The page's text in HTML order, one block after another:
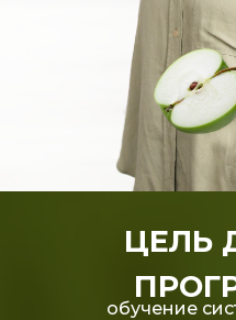
ЦЕЛЬ
обучение